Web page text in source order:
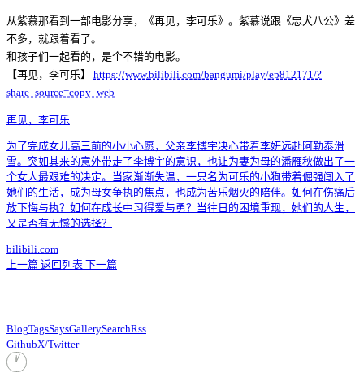
从紫慕那看到一部电影分享，《再见，李可乐》。紫慕说跟《忠犬八公》差
不多，就跟着看了。
和孩子们一起看的，是个不错的电影。
【再见，李可乐】 https://www.bilibili.com/bangumi/play/ep812171/?
share_source=copy_web
再见，李可乐
为了完成女儿高三前的小小心愿，父亲李博宇决心带着李妍远赴阿勒泰滑
雪。突如其来的意外带走了李博宇的意识，也让为妻为母的潘雁秋做出了一
个女人最艰难的决定。当家渐渐失温，一只名为可乐的小狗带着倔强闯入了
她们的生活，成为母女争执的焦点，也成为苦乐烟火的陪伴。如何在伤痛后
放下悔与执？如何在成长中习得爱与勇？当往日的困境重现，她们的人生，
又是否有无憾的选择？
bilibili.com
上一篇 返回列表 下一篇
BlogTagsSaysGallerySearchRss
GithubX/Twitter